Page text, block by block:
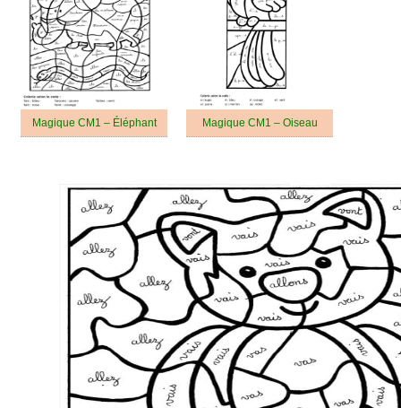
Magique CM1 – Éléphant Magique CM1 – Oiseau